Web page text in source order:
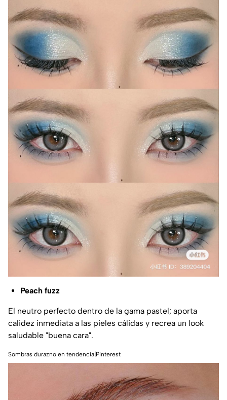
Peach fuzz
El neutro perfecto dentro de la gama pastel; aporta
calidez inmediata a las pieles cálidas y recrea un look
saludable "buena cara".
Sombras durazno en tendencia|Pinterest